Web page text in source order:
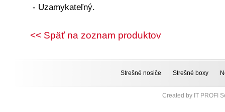
- Uzamykateľný.
<< Späť na zoznam produktov
Strešné nosiče Strešné boxy
Created by IT PROFI